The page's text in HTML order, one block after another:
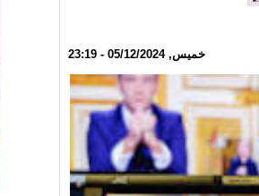
خميس, 05/12/2024 - 23:19